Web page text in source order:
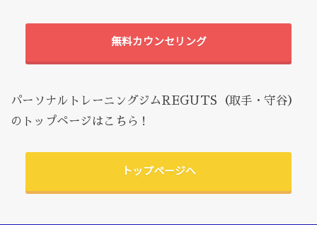
無料カウンセリング
パーソナルトレーニングジムREGUTS（取手・守谷）
のトップページはこちら！
トップページへ